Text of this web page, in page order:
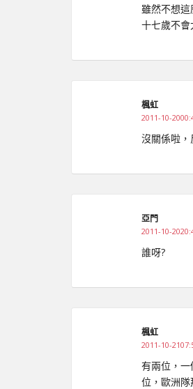
雖然不想這
十七歲不會
楓虹
2011-10-
沒關係啦，
亞門
2011-10-
誰呀?
楓虹
2011-10-
有兩位，
位，歐洲